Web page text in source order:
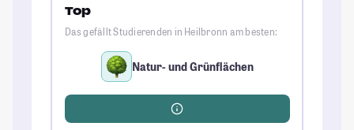
Top
Das gefällt Studierenden in Heilbronn am besten:
Natur- und Grünflächen